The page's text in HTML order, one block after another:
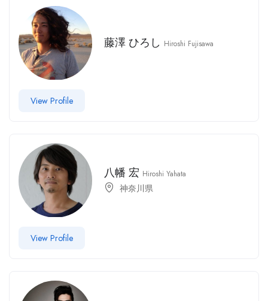
藤澤 ひろし Hiroshi Fujisawa
View Profile
八幡 宏 Hiroshi Yahata
神奈川県
View Profile